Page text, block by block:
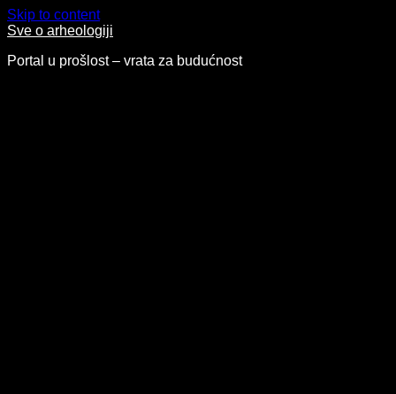
Skip to content
Sve o arheologiji
Portal u prošlost – vrata za budućnost